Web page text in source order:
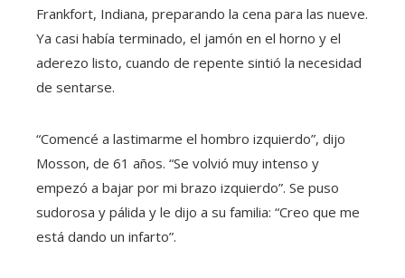
Frankfort, Indiana, preparando la cena para las nueve.
Ya casi había terminado, el jamón en el horno y el
aderezo listo, cuando de repente sintió la necesidad
de sentarse.
“Comencé a lastimarme el hombro izquierdo”, dijo
Mosson, de 61 años. “Se volvió muy intenso y
empezó a bajar por mi brazo izquierdo”. Se puso
sudorosa y pálida y le dijo a su familia: “Creo que me
está dando un infarto”.